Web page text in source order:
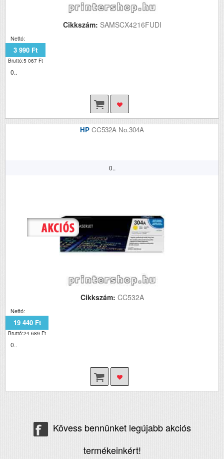
Cikkszám: SAMSCX4216FUDI
Nettó:
3 990 Ft
Bruttó:5 067 Ft
0..
HP CC532A No.304A
0..
Cikkszám: CC532A
Nettó:
19 440 Ft
Bruttó:24 689 Ft
0..
Kövess bennünket legújabb akciós
termékeinkért!